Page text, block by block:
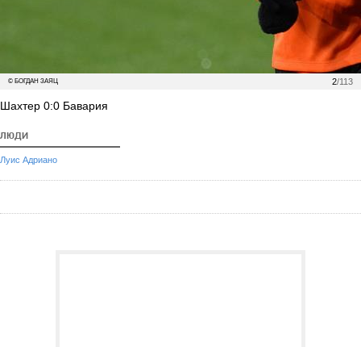
2/113
© БОГДАН ЗАЯЦ
Шахтер 0:0 Бавария
ЛЮДИ
Луис Адриано